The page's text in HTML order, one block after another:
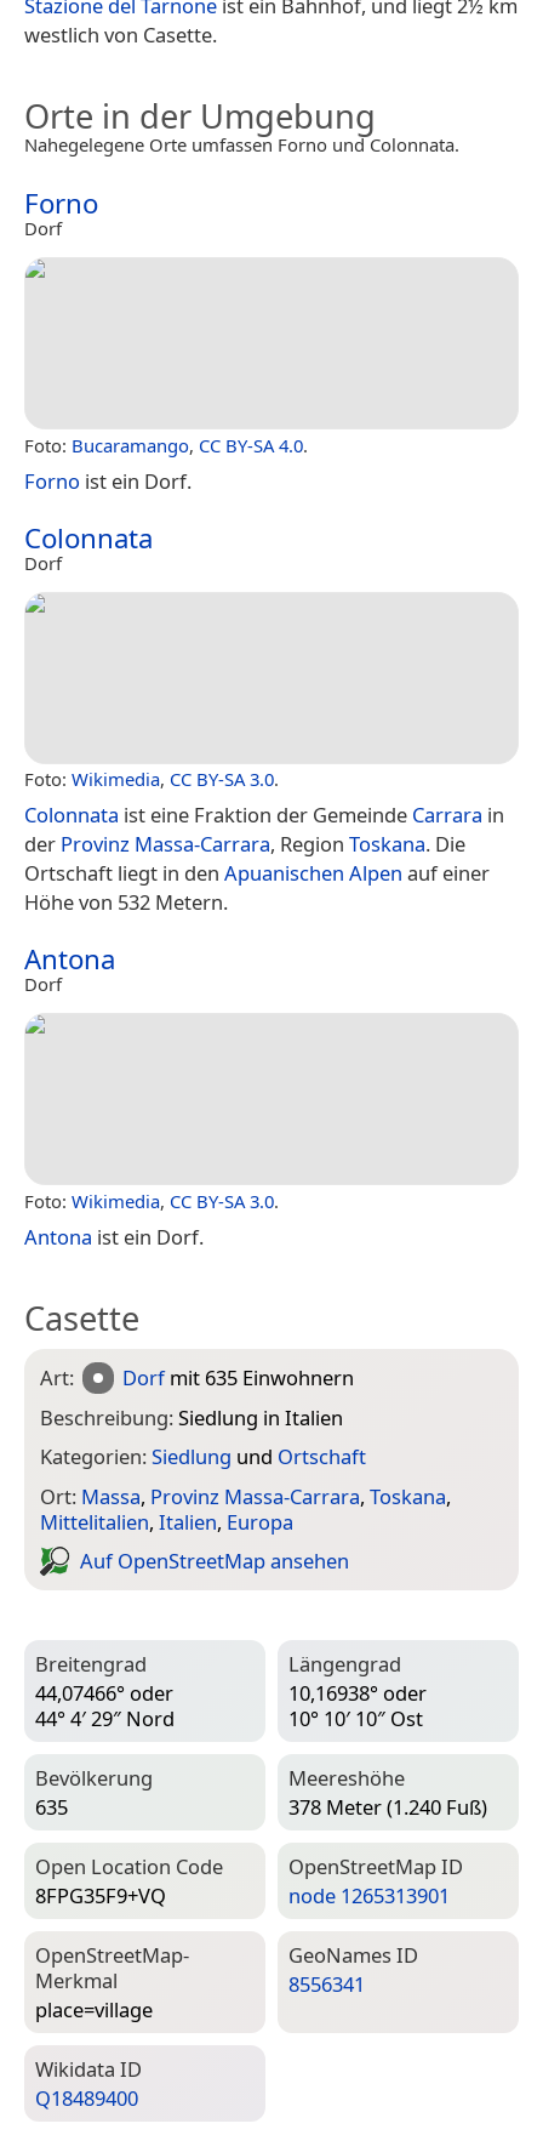
westlich von Casette.
Orte in der Umgebung
Nahegelegene Orte umfassen Forno und Colonnata.
Forno
Dorf
Foto: Bucaramango, CC BY-SA 4.0.
Forno ist ein Dorf.
Colonnata
Dorf
Foto: Wikimedia, CC BY-SA 3.0.
Colonnata ist eine Fraktion der Gemeinde Carrara in
der Provinz Massa-Carrara, Region Toskana. Die
Ortschaft liegt in den Apuanischen Alpen auf einer
Höhe von 532 Metern.
Antona
Dorf
Foto: Wikimedia, CC BY-SA 3.0.
Antona ist ein Dorf.
Casette
Art: Dorfmit 635 Einwohnern
Beschreibung:Siedlung in Italien
Kategorien:Siedlung und Ortschaft
Ort: Massa, Provinz Massa-Carrara, Toskana,
Mittelitalien, Italien, Europa
Auf Open­Street­Map ansehen
Breitengrad
44,07466° oder
44° 4′ 29″ Nord
Längengrad
10,16938° oder
10° 10′ 10″ Ost
Bevölkerung
635
Meereshöhe
378 Meter (1.240 Fuß)
Open Location Code
8FPG35F9+VQ
Open­Street­Map ID
node 1265313901
Open­Street­Map-
Merkmal
place=­village
Geo­Names ID
8556341
Wiki­data ID
Q18489400